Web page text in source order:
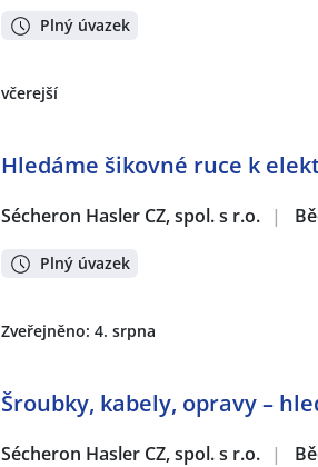
Plný úvazek
včerejší
Hledáme šikovné ruce k
Sécheron Hasler CZ, spol. s r.o. |
Plný úvazek
Zveřejněno: 4. srpna
Šroubky, kabely, opravy –
Sécheron Hasler CZ, spol. s r.o. |